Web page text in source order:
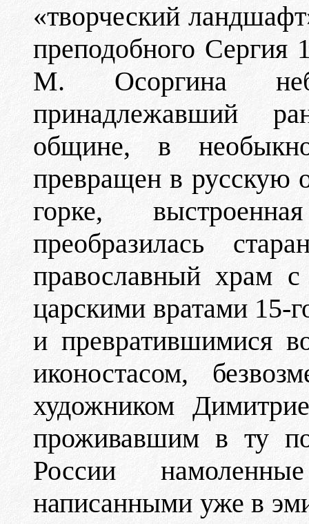
«творческий
преподобного
М. Осоргина
принадлежавший
общине, в
превращен в русскую
горке,
преобразилась
православный храм
царскими вратами 15-
и превратившимися
иконостасом,
художником
проживавшим в ту
России
написанными уже в